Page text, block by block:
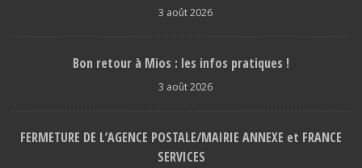
3 août 2026
Bon retour à Mios : les infos pratiques !
3 août 2026
FERMETURE DE L’AGENCE POSTALE/MAIRIE ANNEXE et FRANCE
SERVICES